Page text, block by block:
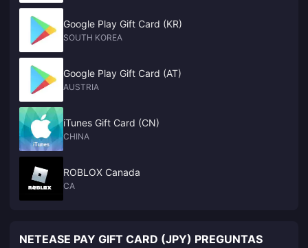
Google Play Gift Card (KR)
SOUTH KOREA
Google Play Gift Card (AT)
AUSTRIA
iTunes Gift Card (CN)
CHINA
ROBLOX Canada
CA
NETEASE PAY GIFT CARD (JPY) PREGUNTAS